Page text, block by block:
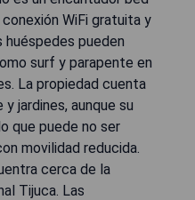
WiFi gratuita y
huéspedes pueden
surf y parapente en
La propiedad cuenta
jardines, aunque su
que puede no ser
movilidad reducida.
cerca de la
Tijuca. Las